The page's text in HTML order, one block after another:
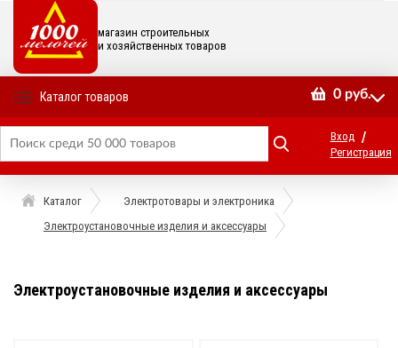
магазин строительных
и хозяйственных товаров
Каталог товаров 0 руб.
Вход /
Регистрация
Каталог
Электротовары и электроника
Электроустановочные изделия и аксессуары
Электроустановочные изделия и аксессуары